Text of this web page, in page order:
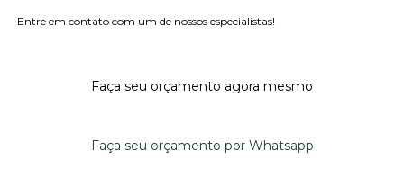
Entre em contato com um de nossos especialistas!
Faça seu orçamento agora mesmo
Faça seu orçamento por Whatsapp